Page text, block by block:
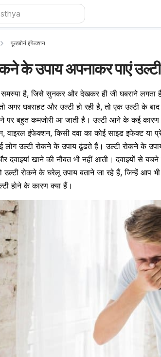
फूडबोर्न इंफेक्शन
के उपाय अपनाकर पाएं
है, जिसे सुनकर और देखकर ही जी घबराने लगता
अगर घबराहट और उल्टी हो रही है, तो एक उल्टी के
पर बहुत कमजोरी आ जाती है। उल्टी आने के कई
वाइरल इंफेक्शन, किसी दवा का कोई साइड इफेक्ट या
लोग उल्टी रोकने के उपाय ढूंढते हैं। उल्टी रोकने के
दवाइयां खाने की नौबत भी नहीं आती। दवाइयों से
उल्टी रोकने के घरेलू उपाय बताने जा रहे हैं, जिन्हें आप
होने के कारण क्या हैं।